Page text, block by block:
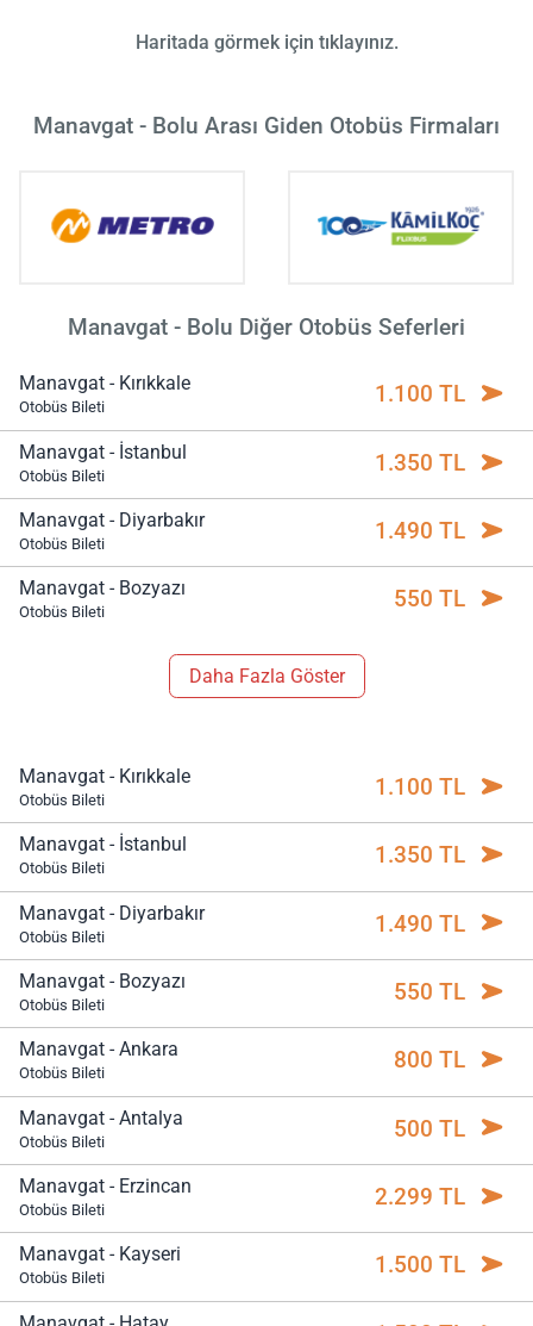
Haritada görmek için tıklayınız.
Manavgat - Bolu Arası Giden Otobüs Firmaları
Manavgat - Bolu Diğer Otobüs Seferleri
Manavgat - Kırıkkale
Otobüs Bileti 1.100 TL
Manavgat - İstanbul
Otobüs Bileti 1.350 TL
Manavgat - Diyarbakır
Otobüs Bileti 1.490 TL
Manavgat - Bozyazı
Otobüs Bileti 550 TL
Daha Fazla Göster
Manavgat - Kırıkkale
Otobüs Bileti 1.100 TL
Manavgat - İstanbul
Otobüs Bileti 1.350 TL
Manavgat - Diyarbakır
Otobüs Bileti 1.490 TL
Manavgat - Bozyazı
Otobüs Bileti 550 TL
Manavgat - Ankara
Otobüs Bileti 800 TL
Manavgat - Antalya
Otobüs Bileti 500 TL
Manavgat - Erzincan
Otobüs Bileti 2.299 TL
Manavgat - Kayseri
Otobüs Bileti 1.500 TL